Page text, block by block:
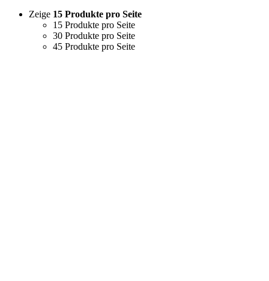
Zeige 15 Produkte pro Seite
15 Produkte pro Seite
30 Produkte pro Seite
45 Produkte pro Seite